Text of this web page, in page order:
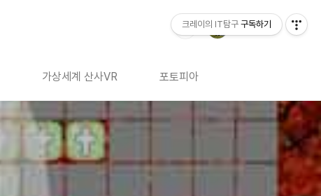
가상세계 산사VR 포토피아
크레이의 IT탐구 구독하기